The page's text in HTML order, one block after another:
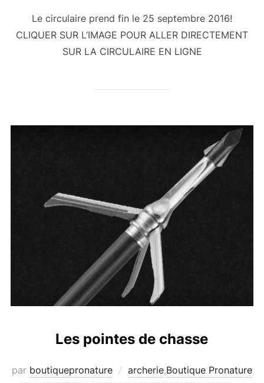
Le circulaire prend fin le 25 septembre 2016!
CLIQUER SUR L’IMAGE POUR ALLER DIRECTEMENT
SUR LA CIRCULAIRE EN LIGNE
Les pointes de chasse
par boutiquepronature archerie,Boutique Pronature